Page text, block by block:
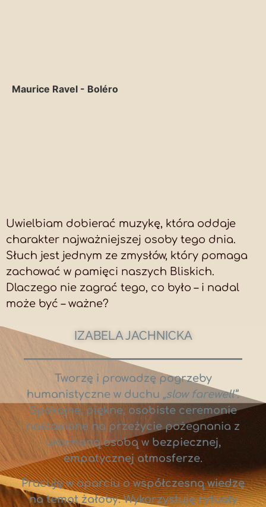
Maurice Ravel - Boléro
Uwielbiam dobierać muzykę, która oddaje
charakter najważniejszej osoby tego dnia.
Słuch jest jednym ze zmysłów, który pomaga
zachować w pamięci naszych Bliskich.
Dlaczego nie zagrać tego, co było – i nadal
może być – ważne?
IZABELA JACHNICKA
Tworzę i prowadzę pogrzeby
humanistyczne w duchu „slow farewell”.
Spokojne, piękne, osobiste ceremonie
nastawione na przeżycie pożegnania z
ukochaną osobą w bezpiecznej,
empatycznej atmosferze.
Pracuję w oparciu owspółczesną wiedzę
na temat żałoby. Wykorzystujęrytuały